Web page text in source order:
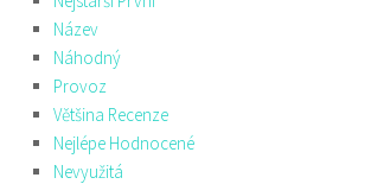
Název
Náhodný
Provoz
Většina Recenze
Nejlépe Hodnocené
Nevyužitá